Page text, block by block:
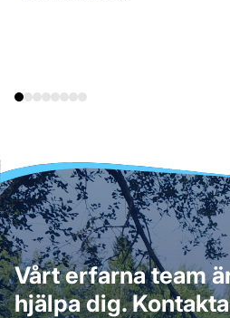
Vårt erfarna team
hjälpa dig.